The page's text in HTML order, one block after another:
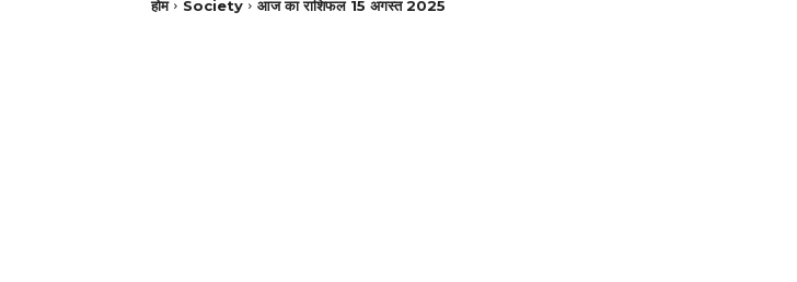
होम Society आज का राशिफल 15 अगस्त 2025